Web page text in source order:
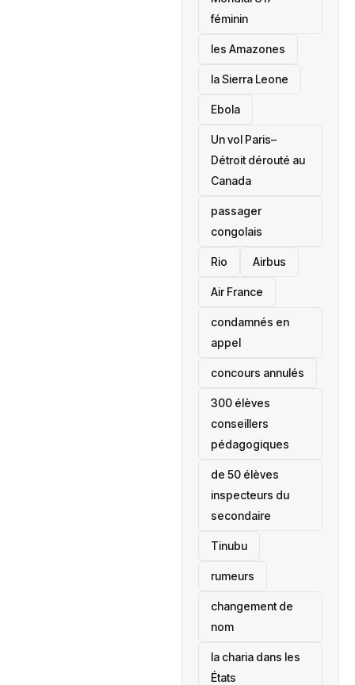
féminin
les Amazones
la Sierra Leone
‎Ebola
Un vol Paris–
Détroit dérouté au
Canada
passager
congolais
Rio Airbus
Air France
condamnés en
appel
concours annulés
300 élèves
conseillers
pédagogiques
de 50 élèves
inspecteurs du
secondaire
Tinubu
rumeurs
changement de
nom
la charia dans les
États